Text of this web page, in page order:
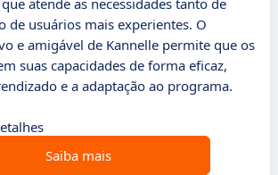
atende as necessidades tanto de
de usuários mais experientes. O
e amigável de Kannelle permite que os
suas capacidades de forma eficaz,
e a adaptação ao programa.
Saiba mais